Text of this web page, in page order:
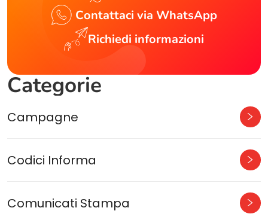
Contattaci via WhatsApp
Richiedi informazioni
Categorie
Campagne
Codici Informa
Comunicati Stampa